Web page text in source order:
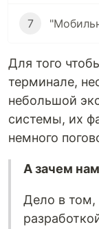
7
Для того
терминале,
небольшой
системы, их
немного
А зачем
Дело в том,